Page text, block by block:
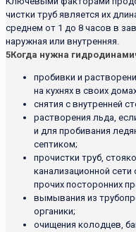
чистки труб является их
среднем от 1 до 8 часов в
наружная или внутренняя.
5Когда нужна
пробивки и
на кухнях в своих
снятия с внутренней
растворения льда,
и для пробивания
септиком;
прочистки труб,
канализационной
прочих посторонних
вымывания из
органики;
очищения колодцев,